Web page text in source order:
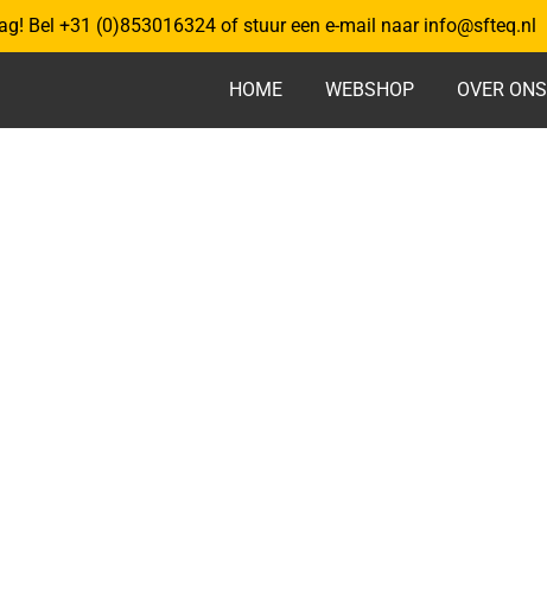
Bel +31 (0)853016324 of stuur een e-mail naar info@sfteq.nl
HOME WEBSHOP OVER ONS